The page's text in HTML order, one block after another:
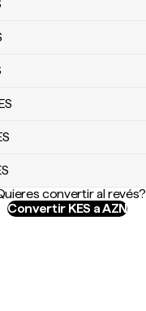
convertir al revés?
Convertir KES a AZN